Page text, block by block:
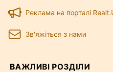
Реклама на порталі
Зв'яжіться з нами
ВАЖЛИВІ РОЗДІЛИ